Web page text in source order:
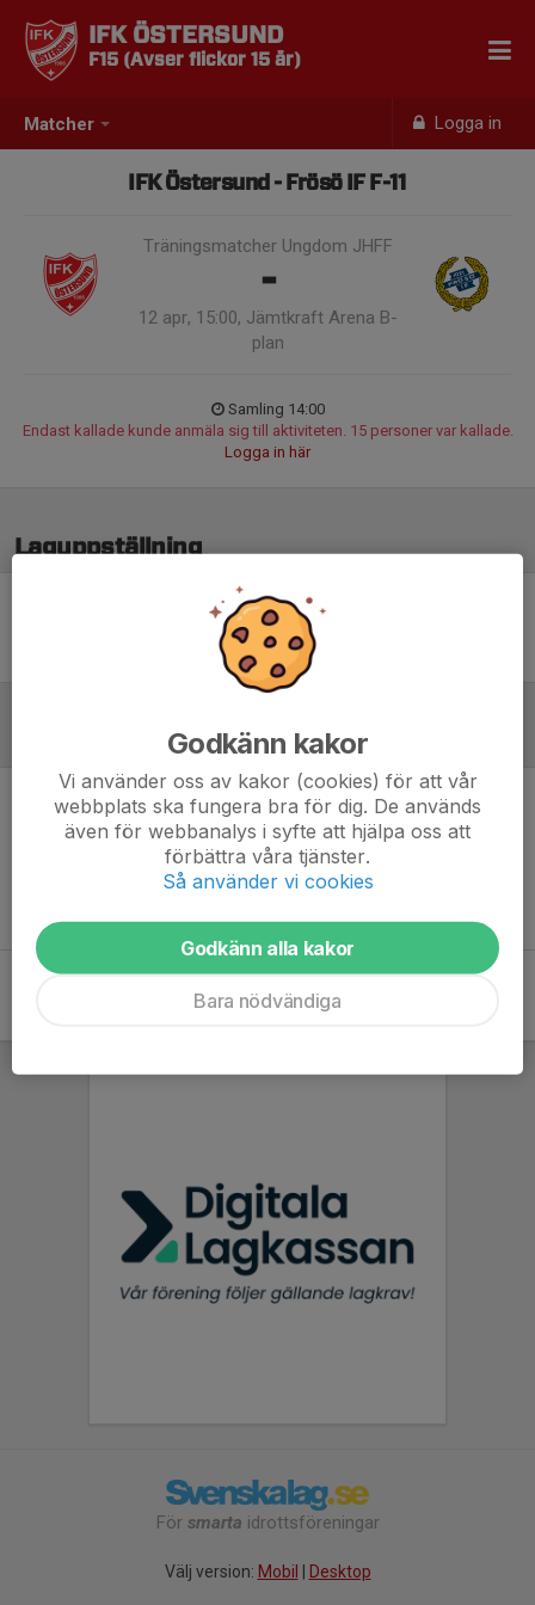
Matcher Logga in
IFK ÖSTERSUND
F15 (Avser flickor 15 år)
IFK Östersund - Frösö IF F-11
Träningsmatcher Ungdom JHFF
-
12 apr, 15:00, Jämtkraft Arena B-
plan
Samling 14:00
Endast kallade kunde anmäla sig till aktiviteten. 15 personer var kallade.
Logga in här
Laguppställning
Ingen uppställning ifylld
Inget referat skrivet
För smarta idrottsföreningar
Välj version: Mobil Desktop
Godkänn kakor
Vi använder oss av kakor (cookies) för att vår
webbplats ska fungera bra för dig. De används
även för webbanalys i syfte att hjälpa oss att
förbättra våra tjänster.
Så använder vi cookies
Godkänn alla kakor
Bara nödvändiga